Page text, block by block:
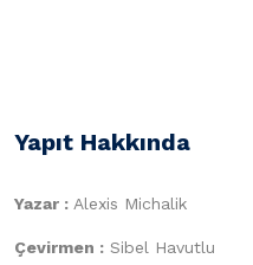
Yapıt Hakkında
Yazar : Alexis Michalik
Çevirmen : Sibel Havutlu